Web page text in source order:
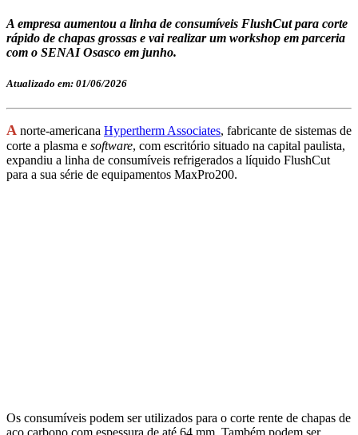
A empresa aumentou a linha de consumíveis FlushCut para corte
rápido de chapas grossas e vai realizar um workshop em parceria
com o SENAI Osasco em junho.
Atualizado em: 01/06/2026
A norte-americana Hypertherm Associates, fabricante de sistemas de
corte a plasma e software, com escritório situado na capital paulista,
expandiu a linha de consumíveis refrigerados a líquido FlushCut
para a sua série de equipamentos MaxPro200.
Os consumíveis podem ser utilizados para o corte rente de chapas de